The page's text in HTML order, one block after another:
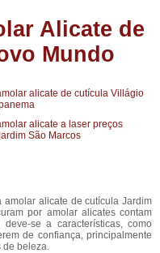
Alicate de
Mundo
alicate de cutícula Jardim
por amolar alicates contam
se a características, como
de confiança, principalmente
de beleza.